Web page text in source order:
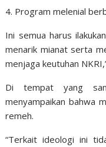
4. Program melenial
Ini semua harus
menarik mianat serta
menjaga keutuhan
Di tempat yang
menyampaikan bahwa
remeh.
“Terkait ideologi ini